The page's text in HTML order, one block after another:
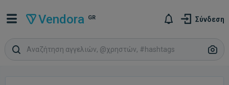
Vendora GR Σύνδεση